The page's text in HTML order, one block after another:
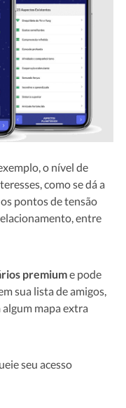
o nível de
como se dá a
pontos de tensão
entre
premiume pode
sua lista de amigos,
mapa extra
seu acesso